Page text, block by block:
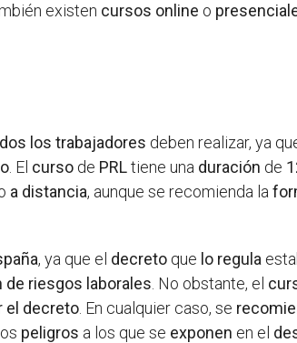
existen cursos online o
los trabajadores deben realizar, ya
. El curso de PRLtiene una duración de
a distancia, aunque se recomienda la
, ya que el decreto que lo regula
de riesgos laborales . No obstante, el
el decreto . En cualquier caso, se
los peligros a los que se exponen en el